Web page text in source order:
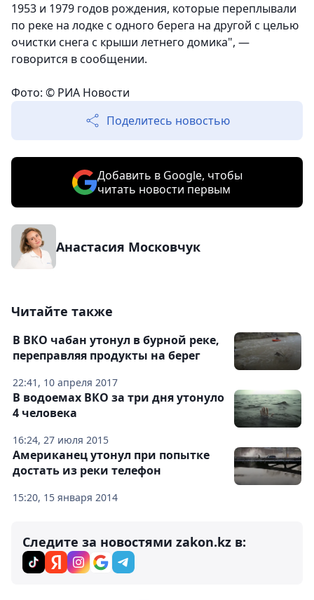
1953 и 1979 годов рождения, которые переплывали
по реке на лодке с одного берега на другой с целью
очистки снега с крыши летнего домика", —
говорится в сообщении.
Фото: © РИА Новости
Поделитесь новостью
Добавить в Google, чтобы
читать новости первым
Анастасия Московчук
Читайте также
22:41, 10 апреля 2017
В ВКО чабан утонул в бурной реке,
переправляя продукты на берег
16:24, 27 июля 2015
В водоемах ВКО за три дня утонуло
4 человека
15:20, 15 января 2014
Американец утонул при попытке
достать из реки телефон
Следите за новостями zakon.kz в: